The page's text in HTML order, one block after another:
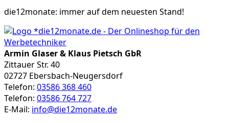
mehrere
Varianten
auf.
Die
können
Produktseite
gewählt
die12monate: immer auf dem neuesten Stand!
Armin Glaser & Klaus Pietsch GbR
Zittauer Str. 40
02727 Ebersbach-Neugersdorf
Telefon: 03586 368 460
Telefon: 03586 764 727
E-Mail: info@die12monate.de